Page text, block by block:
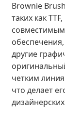
Brownie
таких как
другие
четким
что делает